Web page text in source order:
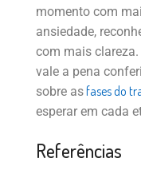
momento com
ansiedade,
com mais
vale a pena
sobre asfases do
esperar em cada
Referências